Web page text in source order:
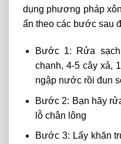
dụng phương pháp
ẩn theo các bước sau
Bước 1: Rửa
chanh, 4-5 cây xả,
ngập nước rồi đun
Bước 2: Bạn hãy
lỗ chân lông
Bước 3: Lấy khăn